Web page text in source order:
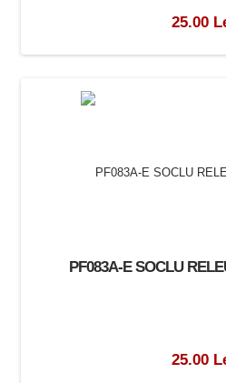
25.00
PF083A-E SOCLU
25.00